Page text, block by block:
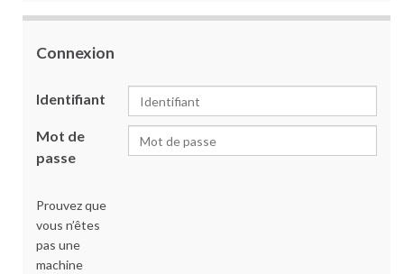
Connexion
Identifiant
Mot de
passe
Prouvez que
vous n’êtes
pas une
machine